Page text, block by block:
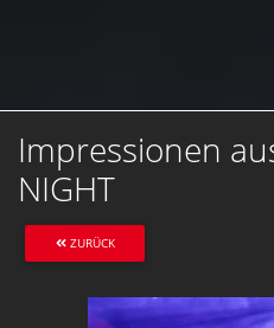
Impressionen
NIGHT
ZURÜCK